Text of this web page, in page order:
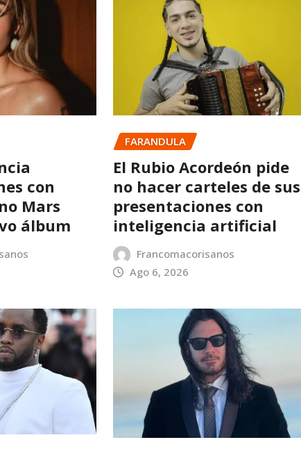
con
Mars
álbum
FARANDULA
El Rubio Acordeón pide
no hacer carteles de sus
presentaciones con
inteligencia artificial
Francomacorisanos
Ago 6, 2026